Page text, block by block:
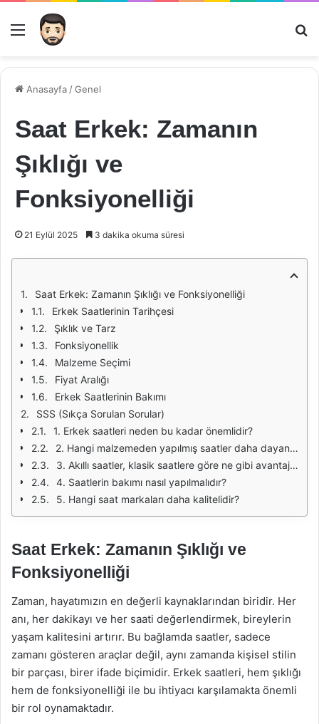
Menü
Anasayfa /Genel
Saat Erkek: Zamanın
Şıklığı ve
Fonksiyonelliği
21 Eylül 2025 3 dakika okuma süresi
Saat Erkek: Zamanın Şıklığı ve Fonksiyonelliği
Erkek Saatlerinin Tarihçesi
Şıklık ve Tarz
Fonksiyonellik
Malzeme Seçimi
Fiyat Aralığı
Erkek Saatlerinin Bakımı
SSS (Sıkça Sorulan Sorular)
1. Erkek saatleri neden bu kadar önemlidir?
2. Hangi malzemeden yapılmış saatler daha dayanıklıdır?
3. Akıllı saatler, klasik saatlere göre ne gibi avantajlar sunar?
4. Saatlerin bakımı nasıl yapılmalıdır?
5. Hangi saat markaları daha kalitelidir?
Saat Erkek: Zamanın Şıklığı ve
Fonksiyonelliği
Zaman, hayatımızın en değerli kaynaklarından biridir. Her
anı, her dakikayı ve her saati değerlendirmek, bireylerin
yaşam kalitesini artırır. Bu bağlamda saatler, sadece
zamanı gösteren araçlar değil, aynı zamanda kişisel stilin
bir parçası, birer ifade biçimidir. Erkek saatleri, hem şıklığı
hem de fonksiyonelliği ile bu ihtiyacı karşılamakta önemli
bir rol oynamaktadır.